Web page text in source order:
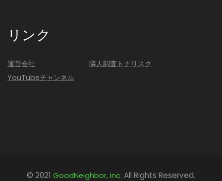
リンク
運営会社
YouTubeチャンネル
隣人調査トナリスク
© 2021 GoodNeighbor, inc. All Rights Reserved.